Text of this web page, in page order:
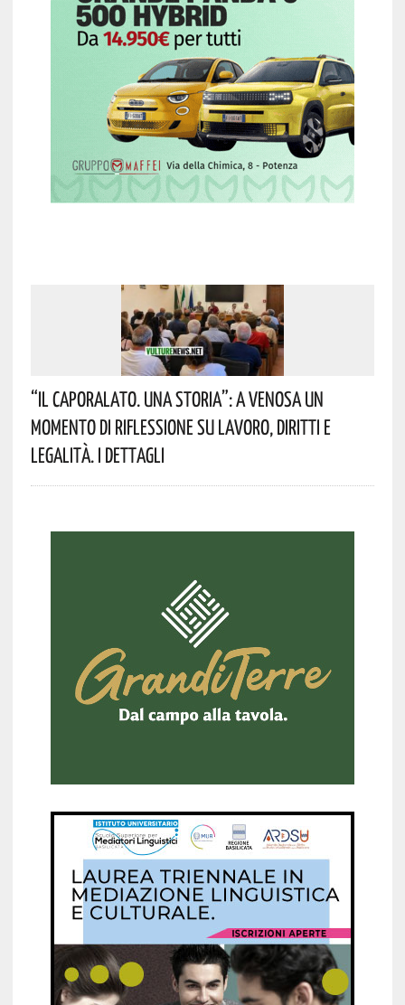
“Il Caporalato. Una Storia”: A Venosa Un
Momento Di Riflessione Su Lavoro, Diritti E
Legalità. I Dettagli